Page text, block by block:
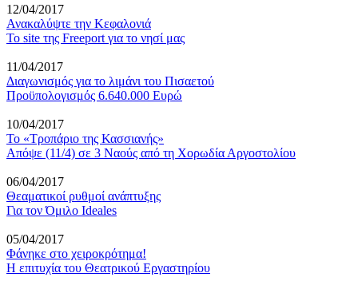
12/04/2017
Ανακαλύψτε την Κεφαλονιά
Το site της Freeport για το νησί μας
11/04/2017
Διαγωνισμός για το λιμάνι του Πισαετού
Προϋπολογισμός 6.640.000 Ευρώ
10/04/2017
Το «Τροπάριο της Κασσιανής»
Απόψε (11/4) σε 3 Ναούς από τη Χορωδία Αργοστολίου
06/04/2017
Θεαματικοί ρυθμοί ανάπτυξης
Για τον Όμιλο Ideales
05/04/2017
Φάνηκε στο χειροκρότημα!
Η επιτυχία του Θεατρικού Εργαστηρίου